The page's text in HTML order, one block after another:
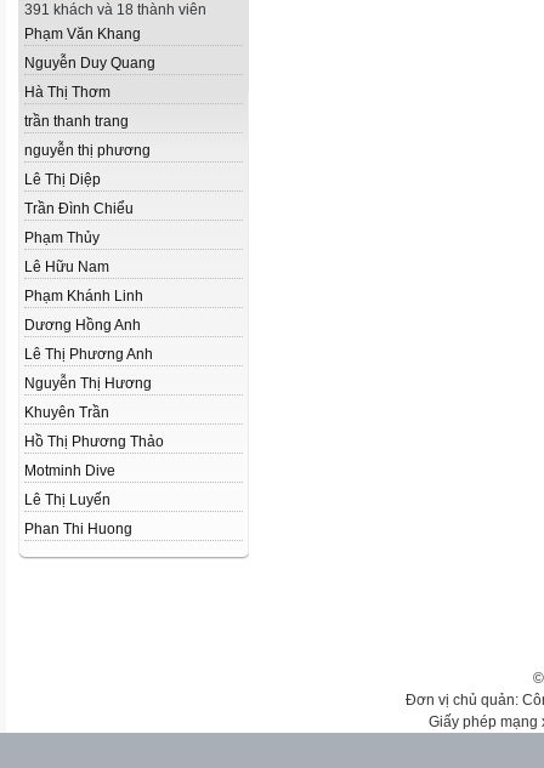
391 khách và 18 thành viên
Phạm Văn Khang
Nguyễn Duy Quang
Hà Thị Thơm
trần thanh trang
nguyễn thị phương
Lê Thị Diệp
Trần Đình Chiểu
Phạm Thủy
Lê Hữu Nam
Phạm Khánh Linh
Dương Hồng Anh
Lê Thị Phương Anh
Nguyễn Thị Hương
Khuyên Trần
Hồ Thị Phương Thảo
Motminh Dive
Lê Thị Luyến
Phan Thi Huong
Đơn vị chủ quản:
Giấy phép mạng